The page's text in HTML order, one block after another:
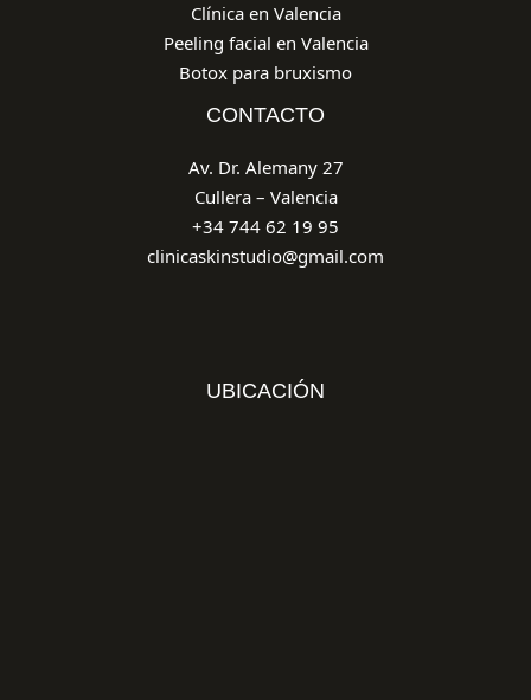
Clínica en Valencia
Peeling facial en Valencia
Botox para bruxismo
CONTACTO
Av. Dr. Alemany 27
Cullera – Valencia
+34 744 62 19 95
clinicaskinstudio@gmail.com
UBICACIÓN